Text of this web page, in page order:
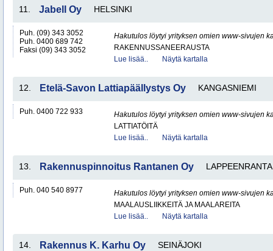
11. Jabell Oy HELSINKI
Puh. (09) 343 3052
Puh. 0400 689 742
Faksi (09) 343 3052
Hakutulos löytyi yrityksen omien www-sivujen
RAKENNUSSANEERAUSTA
Lue lisää..
Näytä kartalla
12. Etelä-Savon Lattiapäällystys Oy KANGASNIEMI
Puh. 0400 722 933
Hakutulos löytyi yrityksen omien www-sivujen
LATTIATÖITÄ
Lue lisää..
Näytä kartalla
13. Rakennuspinnoitus Rantanen Oy LAPPEENRANTA
Puh. 040 540 8977
Hakutulos löytyi yrityksen omien www-sivujen
MAALAUSLIIKKEITÄ JA MAALAREITA
Lue lisää..
Näytä kartalla
14. Rakennus K. Karhu Oy SEINÄJOKI